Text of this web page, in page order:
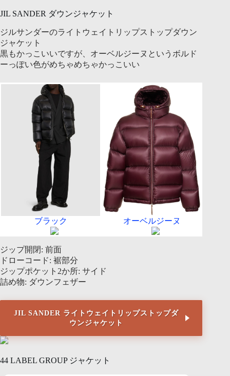
JIL SANDER ダウンジャケット
ジルサンダーのライトウェイトリップストップダウン
ジャケット
黒もかっこいいですが、オーベルジーヌというボルド
ーっぽい色がめちゃめちゃかっこいい
ブラック オーベルジーヌ
ジップ開閉: 前面
ドローコード: 裾部分
ジップポケット2か所: サイド
詰め物: ダウンフェザー
JIL SANDER ライトウェイトリップストップダ
ウンジャケット
44 LABEL GROUP ジャケット